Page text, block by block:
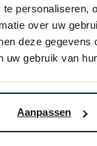
over uw
deze
uw gebruik van
Aanpassen
Toevoegen